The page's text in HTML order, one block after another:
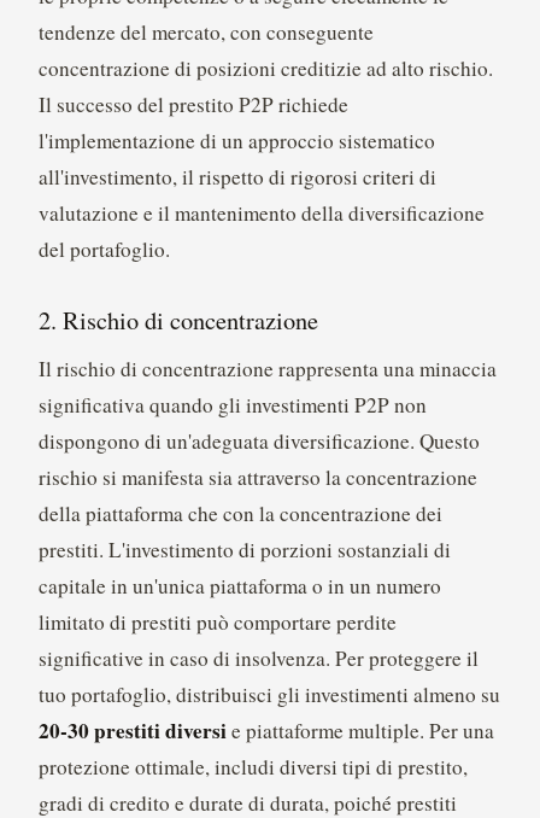
tendenze del mercato, con conseguente
concentrazione di posizioni creditizie ad alto rischio.
Il successo del prestito P2P richiede
l'implementazione di un approccio sistematico
all'investimento, il rispetto di rigorosi criteri di
valutazione e il mantenimento della diversificazione
del portafoglio.
2. Rischio di concentrazione
Il rischio di concentrazione rappresenta una minaccia
significativa quando gli investimenti P2P non
dispongono di un'adeguata diversificazione. Questo
rischio si manifesta sia attraverso la concentrazione
della piattaforma che con la concentrazione dei
prestiti. L'investimento di porzioni sostanziali di
capitale in un'unica piattaforma o in un numero
limitato di prestiti può comportare perdite
significative in caso di insolvenza. Per proteggere il
tuo portafoglio, distribuisci gli investimenti almeno su
20-30 prestiti diversie piattaforme multiple. Per una
protezione ottimale, includi diversi tipi di prestito,
gradi di credito e durate di durata, poiché prestiti